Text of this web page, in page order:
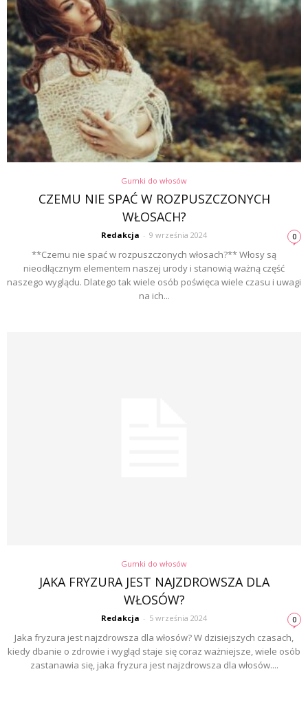
Gumki do włosów
CZEMU NIE SPAĆ W ROZPUSZCZONYCH
WŁOSACH?
Redakcja - 9 września 2024 0
**Czemu nie spać w rozpuszczonych włosach?** Włosy są
nieodłącznym elementem naszej urody i stanowią ważną część
naszego wyglądu. Dlatego tak wiele osób poświęca wiele czasu i uwagi
na ich...
Gumki do włosów
JAKA FRYZURA JEST NAJZDROWSZA DLA
WŁOSÓW?
Redakcja - 5 września 2024 0
Jaka fryzura jest najzdrowsza dla włosów? W dzisiejszych czasach,
kiedy dbanie o zdrowie i wygląd staje się coraz ważniejsze, wiele osób
zastanawia się, jaka fryzura jest najzdrowsza dla włosów....